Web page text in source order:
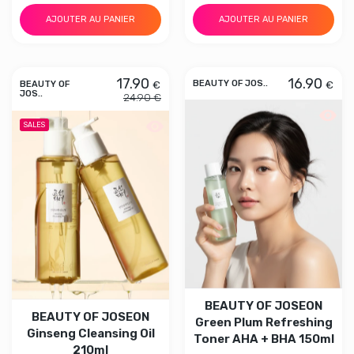
AJOUTER AU PANIER AJOUTER AU PANIER
BEAUTY OF
JOS..
17.90 €
24.90 €
SALES Aperçu rapide BEAUTY OF JOSEON
BEAUTY OF JOSEON
Ginseng Cleansing Oil
210ml
BEAUTY OF JOS.. 16.90 €
BEAUTY OF JOSEON
Green Plum Refreshing
Toner AHA + BHA 150ml